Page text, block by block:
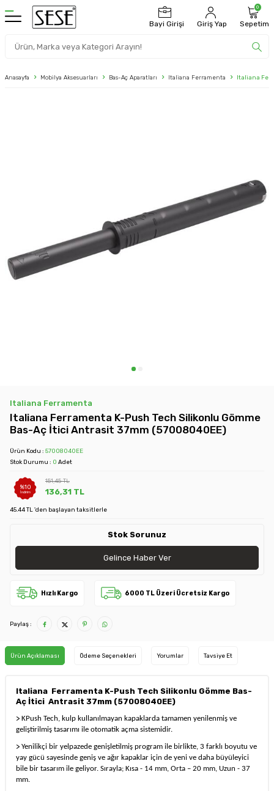
Bayi Girişi Giriş Yap
0
Sepetim
Anasayfa Mobilya Aksesuarları Bas-Aç Aparatları Italiana Ferramenta Italiana
Italiana Ferramenta
Italiana Ferramenta K-Push Tech Silikonlu Gömme
Bas-Aç İtici Antrasit 37mm (57008040EE)
Ürün Kodu : 57008040EE
Stok Durumu : 0 Adet
%10
İndirim
151,45TL
136,31 TL
45.44 TL 'den başlayan taksitlerle
Stok Sorunuz
Gelince Haber Ver
Hızlı Kargo 6000 TL Üzeri Ücretsiz Kargo
Paylaş :
Ürün Açıklaması Ödeme Seçenekleri Yorumlar Tavsiye Et
Italiana Ferramenta K-Push Tech Silikonlu Gömme Bas-
Aç İtici Antrasit 37mm (57008040EE)
> KPush Tech, kulp kullanılmayan kapaklarda tamamen yenilenmiş ve
geliştirilmiş tasarımı ile otomatik açma sistemidir.
> Yenilikçi bir yelpazede genişletilmiş program ile birlikte, 3 farklı boyutu ve
yay gücü sayesinde geniş ve ağır kapaklar için de yeni ve daha büyüleyici
bile bir tasarım ile geliyor. Sırayla; Kısa - 14 mm, Orta – 20 mm, Uzun - 37
mm.